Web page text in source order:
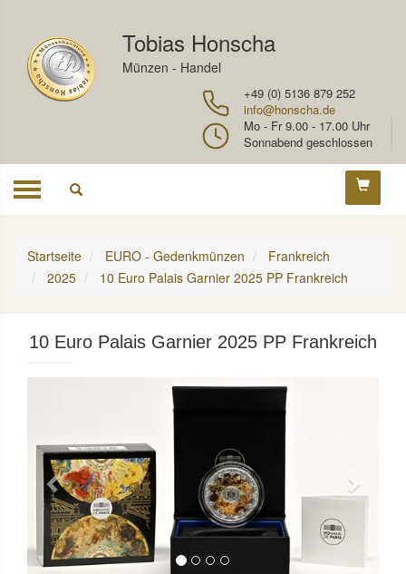
Tobias Honscha
Münzen - Handel
+49 (0) 5136 879 252
info@honscha.de
Mo - Fr 9.00 - 17.00 Uhr
Sonnabend geschlossen
Toggle
Startseite EURO - Gedenkmünzen
Frankreich
2025
10 Euro Palais Garnier 2025 PP Frankreich
10 Euro Palais Garnier 2025 PP Frankreich
Previous Next